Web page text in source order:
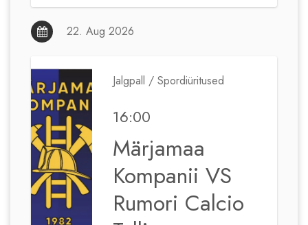
22. Aug 2026
Jalgpall / Spordiüritused
16:00
Märjamaa
Kompanii VS
Rumori Calcio